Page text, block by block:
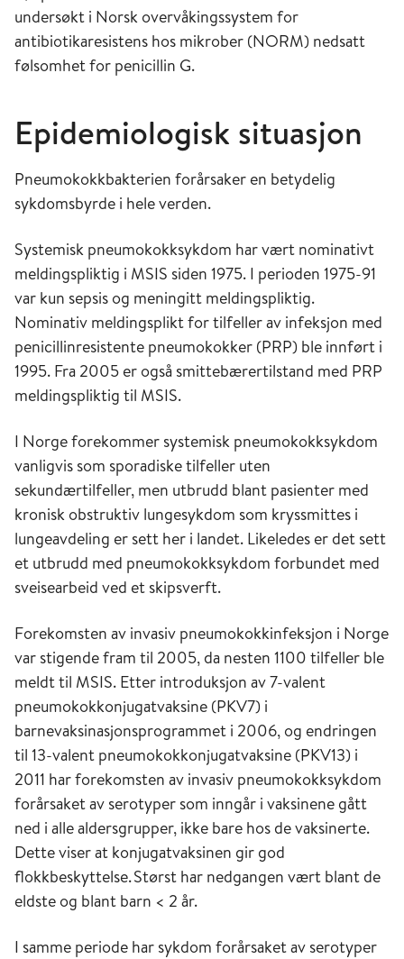
undersøkt i Norsk overvåkingssystem for
antibiotikaresistens hos mikrober (NORM) nedsatt
følsomhet for penicillin G.
Epidemiologisk situasjon
Pneumokokkbakterien forårsaker en betydelig
sykdomsbyrde i hele verden.
Systemisk pneumokokksykdom har vært nominativt
meldingspliktig i MSIS siden 1975. I perioden 1975-91
var kun sepsis og meningitt meldingspliktig.
Nominativ meldingsplikt for tilfeller av infeksjon med
penicillinresistente pneumokokker (PRP) ble innført i
1995. Fra 2005 er også smittebærertilstand med PRP
meldingspliktig til MSIS.
I Norge forekommer systemisk pneumokokksykdom
vanligvis som sporadiske tilfeller uten
sekundærtilfeller, men utbrudd blant pasienter med
kronisk obstruktiv lungesykdom som kryssmittes i
lungeavdeling er sett her i landet. Likeledes er det sett
et utbrudd med pneumokokksykdom forbundet med
sveisearbeid ved et skipsverft.
Forekomsten av invasiv pneumokokkinfeksjon i Norge
var stigende fram til 2005, da nesten 1100 tilfeller ble
meldt til MSIS. Etter introduksjon av 7-valent
pneumokokkonjugatvaksine (PKV7) i
barnevaksinasjonsprogrammet i 2006, og endringen
til 13-valent pneumokokkonjugatvaksine (PKV13) i
2011 har forekomsten av invasiv pneumokokksykdom
forårsaket av serotyper som inngår i vaksinene gått
ned i alle aldersgrupper, ikke bare hos de vaksinerte.
Dette viser at konjugatvaksinen gir god
flokkbeskyttelse. Størst har nedgangen vært blant de
eldste og blant barn < 2 år.
I samme periode har sykdom forårsaket av serotyper